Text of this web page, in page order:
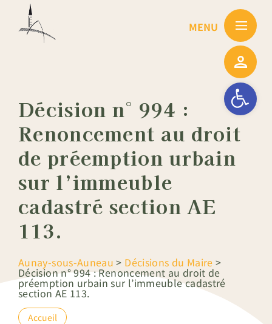
Ouvrir la
Décision n° 994 :
Renoncement au droit
de préemption urbain
sur l’immeuble
cadastré section AE
113.
Aunay-sous-Auneau > Décisions du Maire >
Décision n° 994 : Renoncement au droit de
préemption urbain sur l’immeuble cadastré
section AE 113.
Accueil